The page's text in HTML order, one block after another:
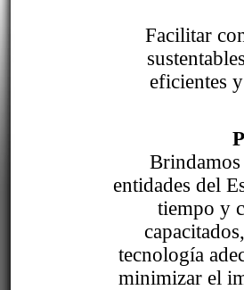
Facilitar
eficientes
Brindamos
entidades del
tiempo y
tecnología
minimizar el